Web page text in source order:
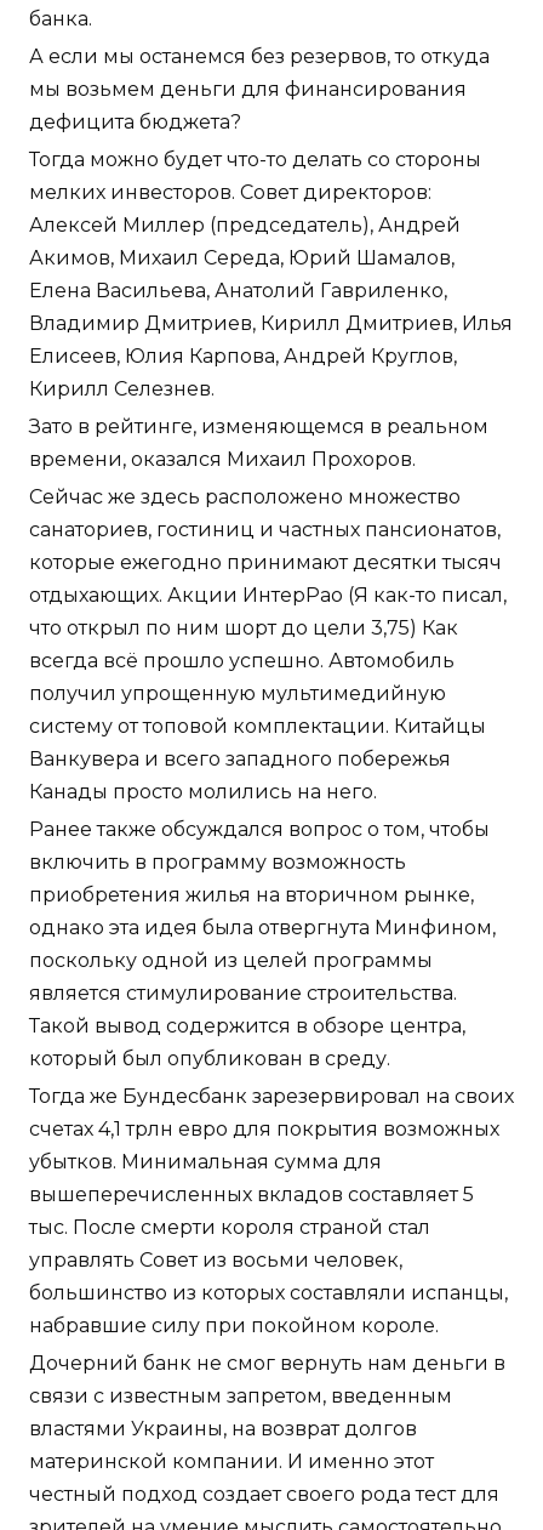
банка.
А если мы останемся без резервов, то откуда
мы возьмем деньги для финансирования
дефицита бюджета?
Тогда можно будет что-то делать со стороны
мелких инвесторов. Совет директоров:
Алексей Миллер (председатель), Андрей
Акимов, Михаил Середа, Юрий Шамалов,
Елена Васильева, Анатолий Гавриленко,
Владимир Дмитриев, Кирилл Дмитриев, Илья
Елисеев, Юлия Карпова, Андрей Круглов,
Кирилл Селезнев.
Зато в рейтинге, изменяющемся в реальном
времени, оказался Михаил Прохоров.
Сейчас же здесь расположено множество
санаториев, гостиниц и частных пансионатов,
которые ежегодно принимают десятки тысяч
отдыхающих. Акции ИнтерРао (Я как-то писал,
что открыл по ним шорт до цели 3,75) Как
всегда всё прошло успешно. Автомобиль
получил упрощенную мультимедийную
систему от топовой комплектации. Китайцы
Ванкувера и всего западного побережья
Канады просто молились на него.
Ранее также обсуждался вопрос о том, чтобы
включить в программу возможность
приобретения жилья на вторичном рынке,
однако эта идея была отвергнута Минфином,
поскольку одной из целей программы
является стимулирование строительства.
Такой вывод содержится в обзоре центра,
который был опубликован в среду.
Тогда же Бундесбанк зарезервировал на своих
счетах 4,1 трлн евро для покрытия возможных
убытков. Минимальная сумма для
вышеперечисленных вкладов составляет 5
тыс. После смерти короля страной стал
управлять Совет из восьми человек,
большинство из которых составляли испанцы,
набравшие силу при покойном короле.
Дочерний банк не смог вернуть нам деньги в
связи с известным запретом, введенным
властями Украины, на возврат долгов
материнской компании. И именно этот
честный подход создает своего рода тест для